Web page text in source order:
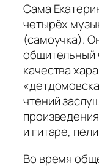
Сама
четырёх
(самоучка).
общительный
качества
чтений
и гитаре,
Во время